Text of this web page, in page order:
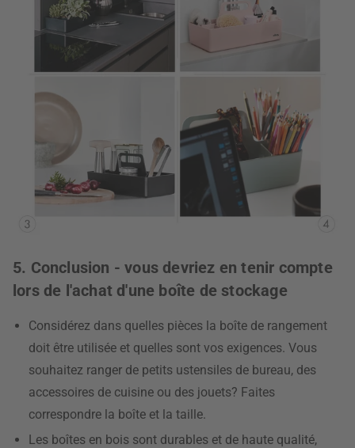
5. Conclusion - vous devriez en tenir compte
lors de l'achat d'une boîte de stockage
Considérez dans quelles pièces la boîte de rangement
doit être utilisée et quelles sont vos exigences. Vous
souhaitez ranger de petits ustensiles de bureau, des
accessoires de cuisine ou des jouets? Faites
correspondre la boîte et la taille.
Les boîtes en bois sont durables et de haute qualité,